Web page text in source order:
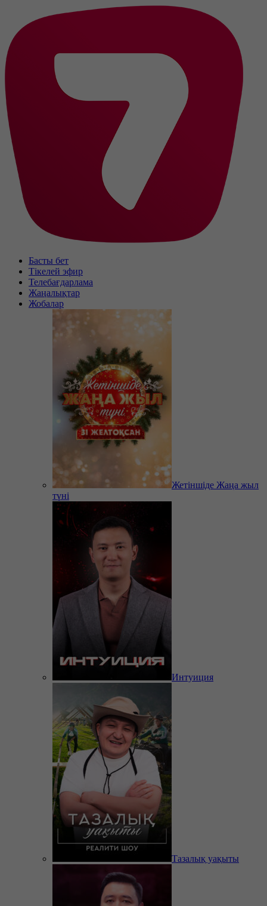
Басты бет
Тікелей эфир
Телебағдарлама
Жаңалықтар
Жобалар
Жетіншіде Жаңа жыл
түні
Интуиция
Тазалық уақыты